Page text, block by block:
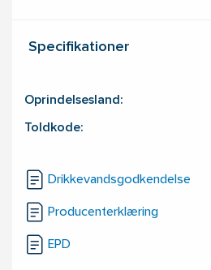
Specifikationer
Oprindelsesland:
Toldkode:
Drikkevandsgodkendelse
Producenterklæring
EPD